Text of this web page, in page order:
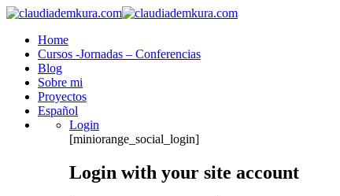
Home
Cursos -Jornadas – Conferencias
Blog
Sobre mi
Proyectos
Español
Login
[miniorange_social_login]
Login with your site account